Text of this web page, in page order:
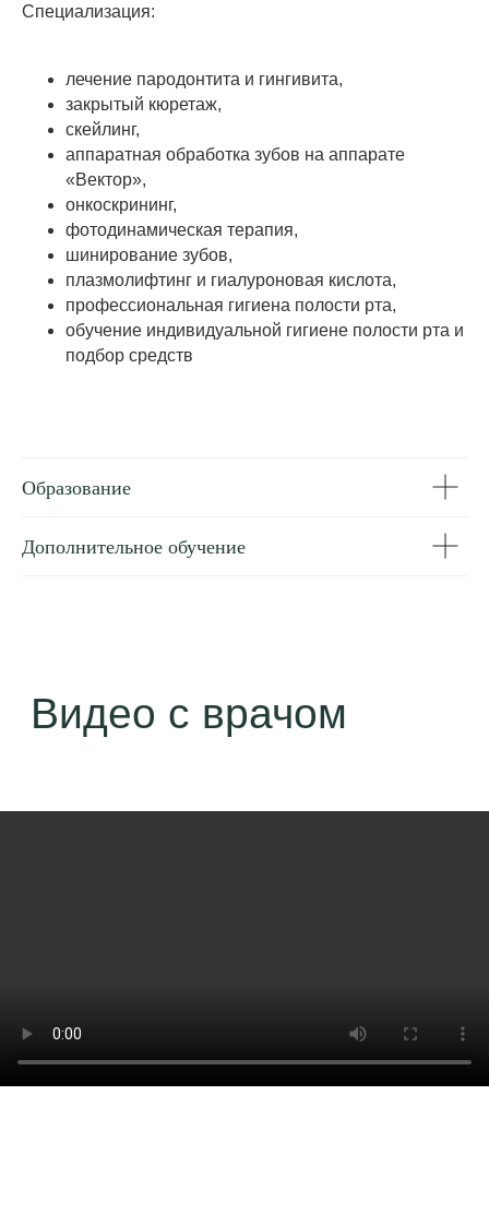
Специализация:
лечение пародонтита и гингивита,
закрытый кюретаж,
скейлинг,
аппаратная обработка зубов на аппарате
«Вектор»,
онкоскрининг,
фотодинамическая терапия,
шинирование зубов,
плазмолифтинг и гиалуроновая кислота,
профессиональная гигиена полости рта,
обучение индивидуальной гигиене полости рта и
подбор средств
Образование
Дополнительное обучение
Видео с врачом
Дипломы и
сертификаты